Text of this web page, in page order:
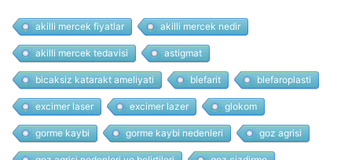
akilli mercek fiyatlar akilli mercek nedir
akilli mercek tedavisi astigmat
bicaksiz katarakt ameliyati blefarit blefaroplasti
excimer laser excimer lazer glokom
gorme kaybi gorme kaybi nedenleri goz agrisi